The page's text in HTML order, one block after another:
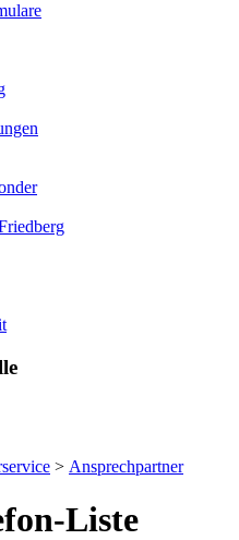
> Ansprechpartner
Liste